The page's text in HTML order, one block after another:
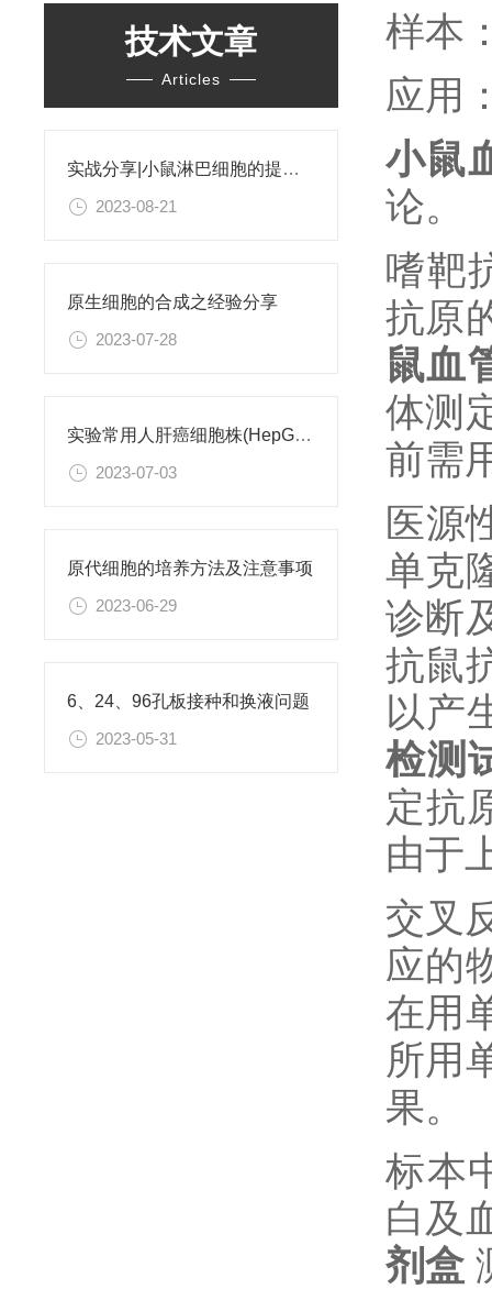
技术文章
Articles
实战分享|小鼠淋巴细胞的提取和分选之经验小结
2023-08-21
原生细胞的合成之经验分享
2023-07-28
实验常用人肝癌细胞株(HepG2/Hep3B,HuH-7,MHCC97H,PLC/PRF/5)怎么选？
2023-07-03
原代细胞的培养方法及注意事项
2023-06-29
6、24、96孔板接种和换液问题
2023-05-31
样本
应用
小鼠
论。
嗜靶
抗原
鼠血
体测
前需
医源
单克
诊断
抗鼠
以产
检测
定抗
由于
交叉
应的
在用
所用
果。
标本
白及
剂盒